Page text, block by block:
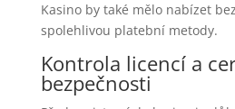
Kasino by také mělo nabízet
spolehlivou platební metody.
Kontrola licencí a
bezpečnosti